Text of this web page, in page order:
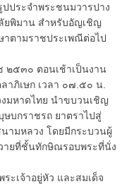
ประจำพระชนมวารปาง
พิมาน สำหรับอัญเชิญ
ตามราชประเพณีต่อไป
๓๐ ตอนเช้าเป็นงาน
าภิเษก เวลา ๐๗.๕๐ น.
มหาดไทย นำขบวนเชิญ
บกราชรถ ยาตราไปสู่
ามหลวง โดยมีกระบวนผู้
ายที่ชั้นทักษิณรอบพระที่นั่ง
จ้าอยู่หัว และสมเด็จ